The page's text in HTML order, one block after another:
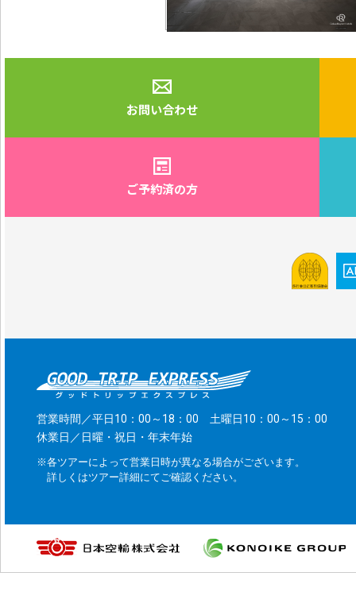
お問い合わせ
ご予約済の方
営業時間／平日10：00～18：00 土曜日10：00～15：00
休業日／日曜・祝日・年末年始
※各ツアーによって営業日時が異なる場合がございます。
詳しくはツアー詳細にてご確認ください。